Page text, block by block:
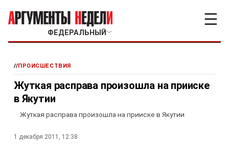
ФЕДЕРАЛЬНЫЙ ﹀
☰
//ПРОИСШЕСТВИЯ
Жуткая расправа произошла на прииске
в Якутии
Жуткая расправа произошла на прииске в Якутии
1 декабря 2011, 12:38